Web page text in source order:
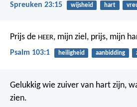
Spreuken 23:15 wijsheid hart
Prijs de HEER, mijn ziel, prijs, mijn
Psalm 103:1 heiligheid aanbidding
Gelukkig wie zuiver van hart zijn,
zien.